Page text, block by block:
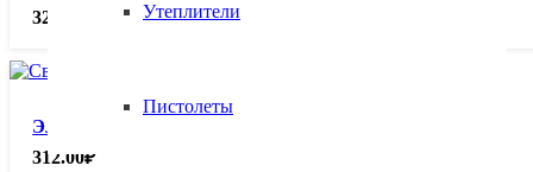
Утеплители
Пистолеты
328.00
Электроды АНО-21 ф2,5 (1кг.), кг.
312.00₽